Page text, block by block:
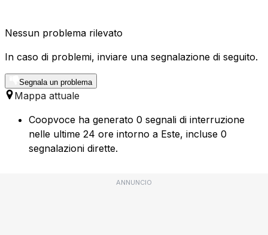
Nessun problema rilevato
In caso di problemi, inviare una segnalazione di seguito.
Segnala un problema
Mappa attuale
Coopvoce ha generato 0 segnali di interruzione
nelle ultime 24 ore intorno a Este, incluse 0
segnalazioni dirette.
ANNUNCIO